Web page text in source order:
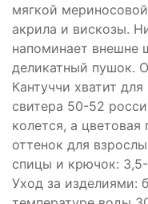
мягкой
акрила и вискозы.
напоминает внешне
деликатный пушок.
Кантуччи хватит
свитера 50-52
колется, а цветовая
оттенок для
спицы и крючок:
Уход за изделиями: